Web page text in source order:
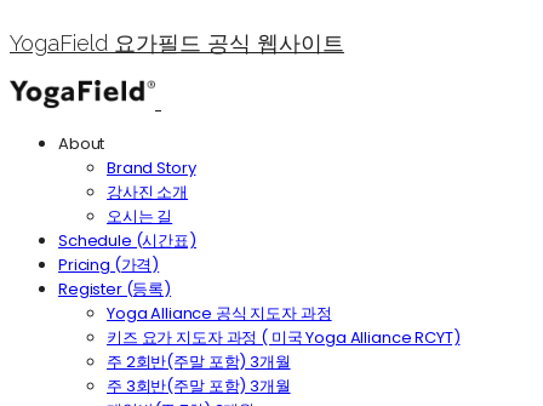
YogaField 요가필드 공식 웹사이트
About
Brand Story
강사진 소개
오시는 길
Schedule (시간표)
Pricing (가격)
Register (등록)
Yoga Alliance 공식 지도자 과정
키즈 요가 지도자 과정 ( 미국 Yoga Alliance RCYT)
주 2회반(주말 포함) 3개월
주 3회반(주말 포함) 3개월